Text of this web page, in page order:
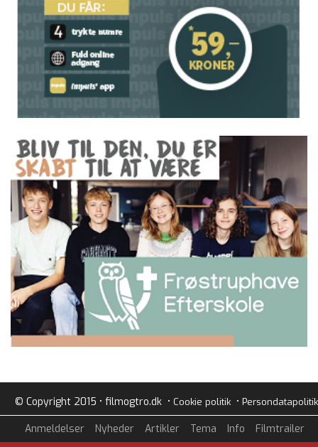
© Copyright 2015 • filmogtro.dk • Cookie politik• Persondatapolitik
Anmeldelser Nyheder Artikler Tema Info Filmtrailer